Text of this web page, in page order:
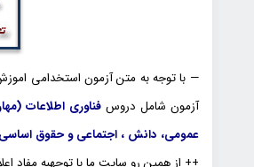
— با توجه به متن آزمون استخدامی
آزمون شامل دروس
عمومی، دانش ، اجتماعی و حقوق
++ از همین رو سایت ما با توجهبه مفاد